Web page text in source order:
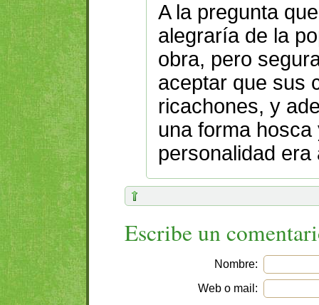
A la pregunta
alegraría de la
obra, pero
aceptar que sus
ricachones, y
una forma
personalidad era
Escribe un
Nombre:
Web o mail: